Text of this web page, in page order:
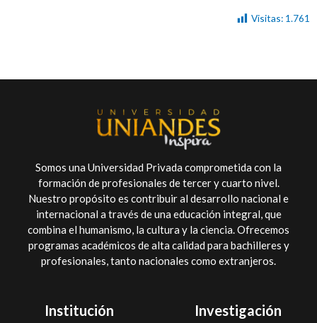
Visitas: 1.761
Somos una Universidad Privada comprometida con la
formación de profesionales de tercer y cuarto nivel.
Nuestro propósito es contribuir al desarrollo nacional e
internacional a través de una educación integral, que
combina el humanismo, la cultura y la ciencia. Ofrecemos
programas académicos de alta calidad para bachilleres y
profesionales, tanto nacionales como extranjeros.
Institución Investigación